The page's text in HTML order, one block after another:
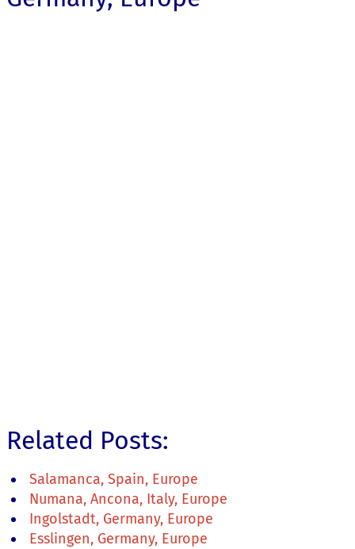
Related Posts:
Salamanca, Spain, Europe
Numana, Ancona, Italy, Europe
Ingolstadt, Germany, Europe
Esslingen, Germany, Europe